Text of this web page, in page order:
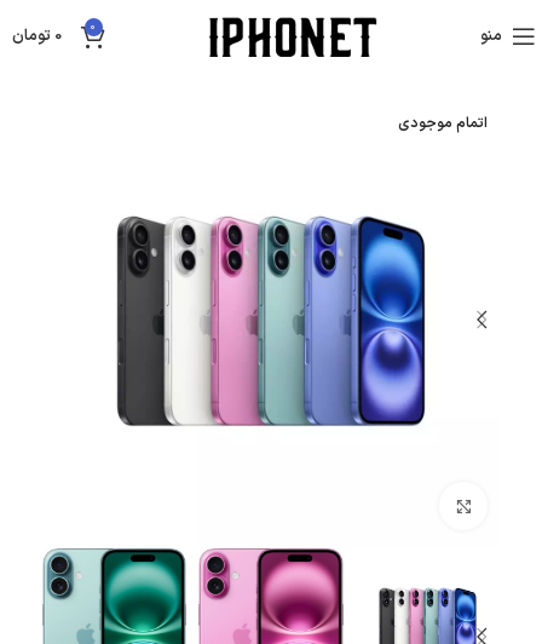
منو 0
0 تومان
اتمام موجودی